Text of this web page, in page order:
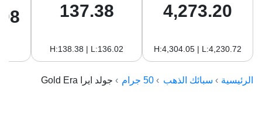
سليمة جولد
سويس جولد
نجم الدين
4,273.20
H:4,304.05 | L:4,230.72
137.38
H:138.38 | L:136.02
الرئيسية سبائك الذهب 50 جرام جولد ايرا Gold Era